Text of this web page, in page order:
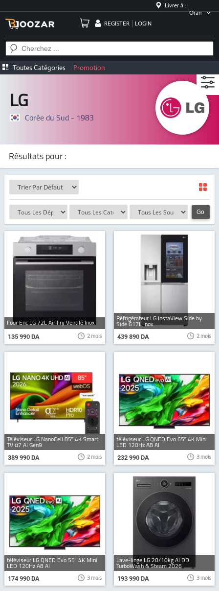
Livrer à :
Oran
REGISTER
LOGIN
Toutes Catégories Promotion
LG
Corée du Sud - 1983
Résultats pour :
Go
Four Enc LG 72L Air Fry Ventilé Inox
135 990 DA 2 mois
Réfrigérateur LG InstaView Side by
Side 617L Inox
439 890 DA 2 mois
Téléviseur LG NanoCell 85” 4K Smart
TV α7 AI Gen9
389 990 DA 2 mois
téléviseur LG QNED Evo 65” 4K Mini
LED 120Hz A8 AI
232 990 DA 3 mois
téléviseur LG QNED Evo 55” 4K Mini
LED 120Hz A8 AI
174 990 DA 3 mois
Lave-linge LG 20/10kg AI DD
TurboWash & Steam 2026
193 990 DA 3 mois